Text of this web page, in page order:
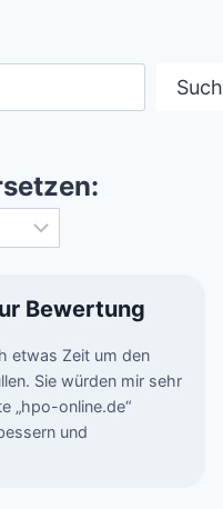
Bewertung
etwas Zeit um den
Sie würden mir sehr
„hpo-online.de“
und